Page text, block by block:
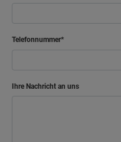
Telefonnummer
Ihre Nachricht an uns